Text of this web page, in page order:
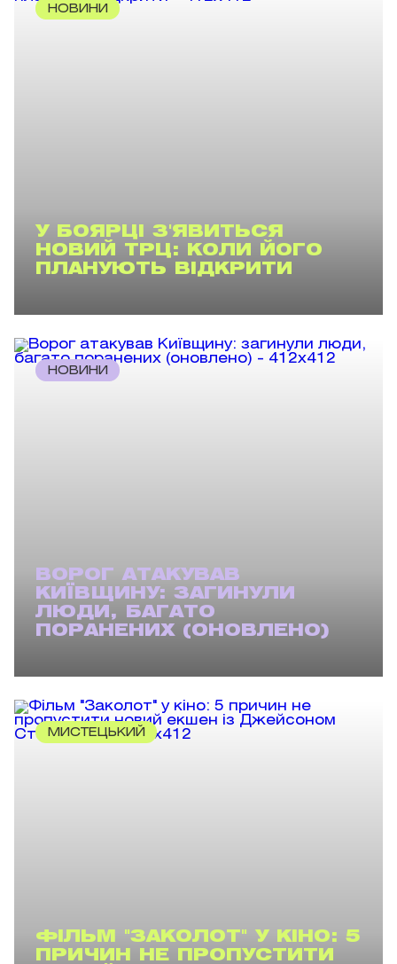
НОВИНИ
У БОЯРЦІ З'ЯВИТЬСЯ
НОВИЙ ТРЦ: КОЛИ ЙОГО
ПЛАНУЮТЬ ВІДКРИТИ
НОВИНИ
ВОРОГ АТАКУВАВ
КИЇВЩИНУ: ЗАГИНУЛИ
ЛЮДИ, БАГАТО
ПОРАНЕНИХ (ОНОВЛЕНО)
МИСТЕЦЬКИЙ
ФІЛЬМ "ЗАКОЛОТ" У КІНО: 5
ПРИЧИН НЕ ПРОПУСТИТИ